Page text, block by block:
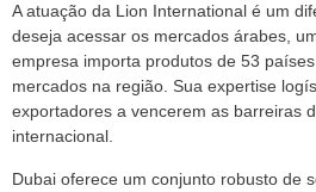
A atuação da Lion International é um
deseja acessar os mercados árabes,
empresa importa produtos de 53
mercados na região. Sua expertise
exportadores a vencerem as barreiras
internacional.
Dubai oferece um conjunto robusto de